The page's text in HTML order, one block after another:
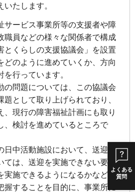
よくある
質問
たします。
ービス事業所等の支援者や障
職員などの様々な関係者で構成
とくらしの支援協議会」を設置
どのように進めていくか、方向
行っています。
問題については、この協議会
として取り上げられており、
、現行の障害福祉計画にも取り
、検討を進めているところで
中活動施設において、送迎が
ては、送迎を実施できない要因
実施できるようになるかなど
握することを目的に、事業所に